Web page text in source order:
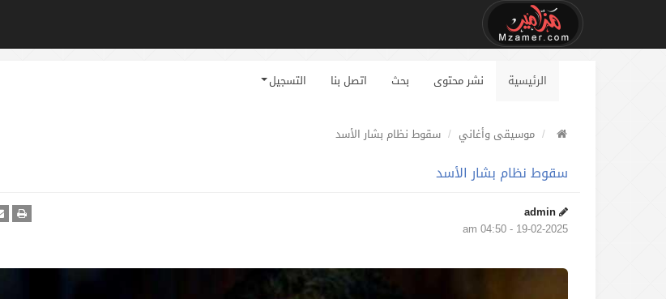
الرئيسية نشر محتوى بحث اتصل بنا التسجيل
موسيقى وأغاني سقوط نظام بشار الأسد
سقوط نظام بشار الأسد
admin
19-02-2025 - 04:50 am